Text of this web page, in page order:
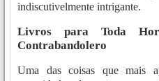
indiscutivelmente intrigante.
Livros para Toda
Contrabandolero
Uma das coisas que mais